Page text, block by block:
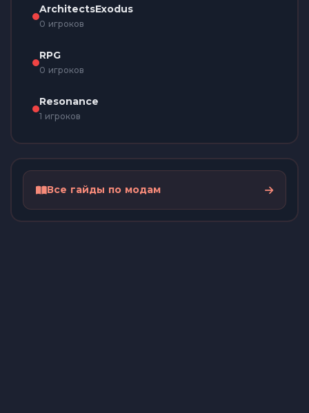
ArchitectsExodus
0 игроков
RPG
0 игроков
Resonance
1 игроков
Все гайды по модам